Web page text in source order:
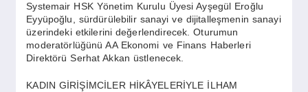
Systemair HSK Yönetim Kurulu Üyesi Ayşegül Eroğlu
Eyyüpoğlu, sürdürülebilir sanayi ve dijitalleşmenin sanayi
üzerindeki etkilerini değerlendirecek. Oturumun
moderatörlüğünü AA Ekonomi ve Finans Haberleri
Direktörü Serhat Akkan üstlenecek.
KADIN GİRİŞİMCİLER HİKÂYELERİYLE İLHAM